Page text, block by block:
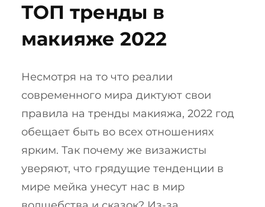
ТОП тренды в
макияже 2022
Несмотря на то что реалии
современного мира диктуют свои
правила на тренды макияжа, 2022 год
обещает быть во всех отношениях
ярким. Так почему же визажисты
уверяют, что грядущие тенденции в
мире мейка унесут нас в мир